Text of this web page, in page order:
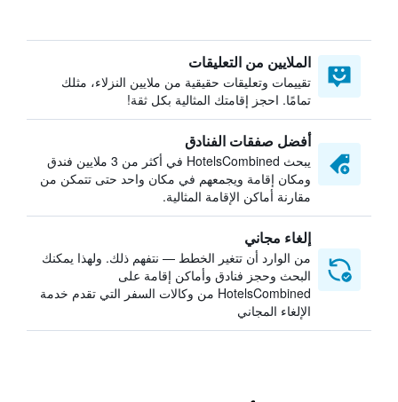
الملايين من التعليقات
تقييمات وتعليقات حقيقية من ملايين النزلاء، مثلك
تمامًا. احجز إقامتك المثالية بكل ثقة!
أفضل صفقات الفنادق
يبحث HotelsCombined في أكثر من 3 ملايين فندق
ومكان إقامة ويجمعهم في مكان واحد حتى تتمكن من
مقارنة أماكن الإقامة المثالية.
إلغاء مجاني
من الوارد أن تتغير الخطط — نتفهم ذلك. ولهذا يمكنك
البحث وحجز فنادق وأماكن إقامة على
HotelsCombined من وكالات السفر التي تقدم خدمة
الإلغاء المجاني